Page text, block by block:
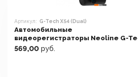
Артикул: G-Tech X54 (Dual)
Автомобильные
видеорегистраторы Neoline G-
X54 (Dual)
569,00 руб.